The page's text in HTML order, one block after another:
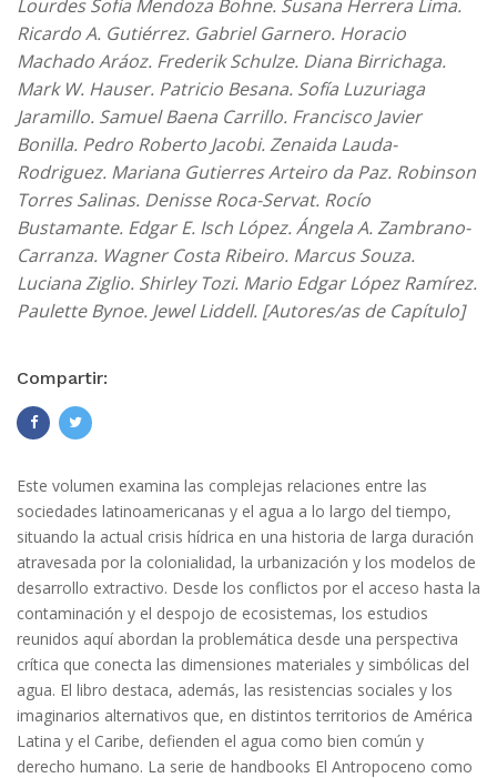
Lourdes Sofia Mendoza Bohne. Susana Herrera Lima.
Ricardo A. Gutiérrez. Gabriel Garnero. Horacio
Machado Aráoz. Frederik Schulze. Diana Birrichaga.
Mark W. Hauser. Patricio Besana. Sofía Luzuriaga
Jaramillo. Samuel Baena Carrillo. Francisco Javier
Bonilla. Pedro Roberto Jacobi. Zenaida Lauda-
Rodriguez. Mariana Gutierres Arteiro da Paz. Robinson
Torres Salinas. Denisse Roca-Servat. Rocío
Bustamante. Edgar E. Isch López. Ángela A. Zambrano-
Carranza. Wagner Costa Ribeiro. Marcus Souza.
Luciana Ziglio. Shirley Tozi. Mario Edgar López Ramírez.
Paulette Bynoe. Jewel Liddell. [Autores/as de Capítulo]
Compartir:
Este volumen examina las complejas relaciones entre las
sociedades latinoamericanas y el agua a lo largo del tiempo,
situando la actual crisis hídrica en una historia de larga duración
atravesada por la colonialidad, la urbanización y los modelos de
desarrollo extractivo. Desde los conflictos por el acceso hasta la
contaminación y el despojo de ecosistemas, los estudios
reunidos aquí abordan la problemática desde una perspectiva
crítica que conecta las dimensiones materiales y simbólicas del
agua. El libro destaca, además, las resistencias sociales y los
imaginarios alternativos que, en distintos territorios de América
Latina y el Caribe, defienden el agua como bien común y
derecho humano. La serie de handbooks El Antropoceno como